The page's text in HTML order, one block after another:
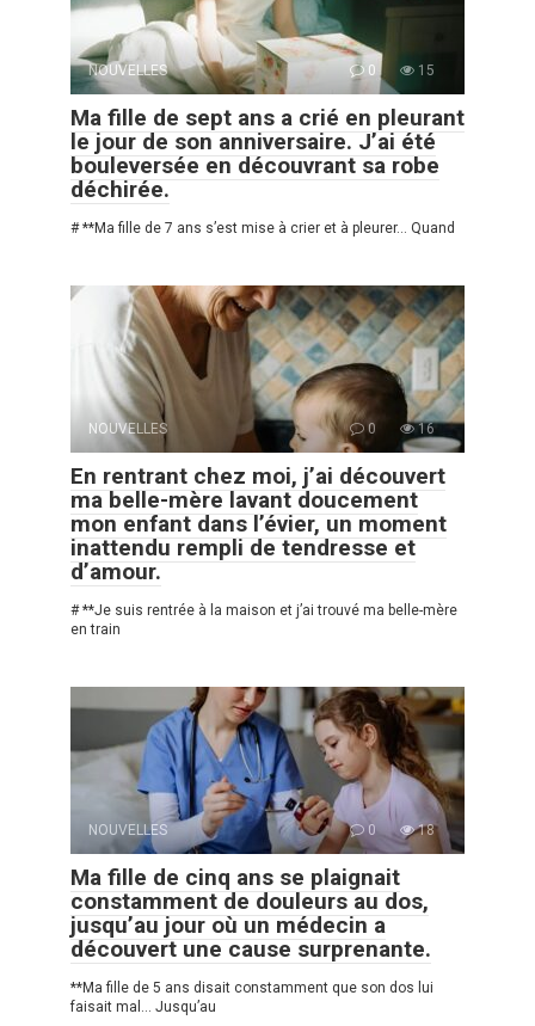
NOUVELLES 0 15
Ma fille de sept ans a crié en pleurant
le jour de son anniversaire. J’ai été
bouleversée en découvrant sa robe
déchirée.
# **Ma fille de 7 ans s’est mise à crier et à pleurer… Quand
NOUVELLES 0 16
En rentrant chez moi, j’ai découvert
ma belle-mère lavant doucement
mon enfant dans l’évier, un moment
inattendu rempli de tendresse et
d’amour.
# **Je suis rentrée à la maison et j’ai trouvé ma belle-mère
en train
NOUVELLES 0 18
Ma fille de cinq ans se plaignait
constamment de douleurs au dos,
jusqu’au jour où un médecin a
découvert une cause surprenante.
**Ma fille de 5 ans disait constamment que son dos lui
faisait mal… Jusqu’au